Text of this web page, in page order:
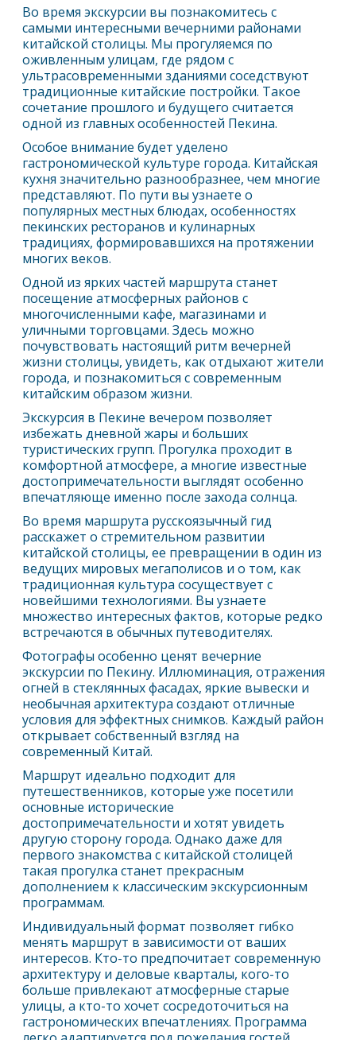
Во время экскурсии вы познакомитесь с
самыми интересными вечерними районами
китайской столицы. Мы прогуляемся по
оживленным улицам, где рядом с
ультрасовременными зданиями соседствуют
традиционные китайские постройки. Такое
сочетание прошлого и будущего считается
одной из главных особенностей Пекина.
Особое внимание будет уделено
гастрономической культуре города. Китайская
кухня значительно разнообразнее, чем многие
представляют. По пути вы узнаете о
популярных местных блюдах, особенностях
пекинских ресторанов и кулинарных
традициях, формировавшихся на протяжении
многих веков.
Одной из ярких частей маршрута станет
посещение атмосферных районов с
многочисленными кафе, магазинами и
уличными торговцами. Здесь можно
почувствовать настоящий ритм вечерней
жизни столицы, увидеть, как отдыхают жители
города, и познакомиться с современным
китайским образом жизни.
Экскурсия в Пекине вечером позволяет
избежать дневной жары и больших
туристических групп. Прогулка проходит в
комфортной атмосфере, а многие известные
достопримечательности выглядят особенно
впечатляюще именно после захода солнца.
Во время маршрута русскоязычный гид
расскажет о стремительном развитии
китайской столицы, ее превращении в один из
ведущих мировых мегаполисов и о том, как
традиционная культура сосуществует с
новейшими технологиями. Вы узнаете
множество интересных фактов, которые редко
встречаются в обычных путеводителях.
Фотографы особенно ценят вечерние
экскурсии по Пекину. Иллюминация, отражения
огней в стеклянных фасадах, яркие вывески и
необычная архитектура создают отличные
условия для эффектных снимков. Каждый район
открывает собственный взгляд на
современный Китай.
Маршрут идеально подходит для
путешественников, которые уже посетили
основные исторические
достопримечательности и хотят увидеть
другую сторону города. Однако даже для
первого знакомства с китайской столицей
такая прогулка станет прекрасным
дополнением к классическим экскурсионным
программам.
Индивидуальный формат позволяет гибко
менять маршрут в зависимости от ваших
интересов. Кто-то предпочитает современную
архитектуру и деловые кварталы, кого-то
больше привлекают атмосферные старые
улицы, а кто-то хочет сосредоточиться на
гастрономических впечатлениях. Программа